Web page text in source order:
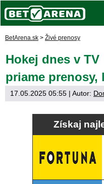
BetArena.sk > Živé prenosy
Hokej dnes v TV
priame prenosy,
17.05.2025 05:55 | Autor:
Získaj